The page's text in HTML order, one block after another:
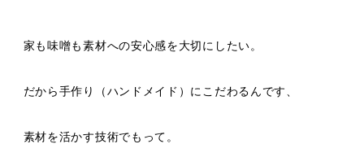
家も味噌も素材への安心感を大切にしたい。
だから手作り（ハンドメイド）にこだわるんです、
素材を活かす技術でもって。